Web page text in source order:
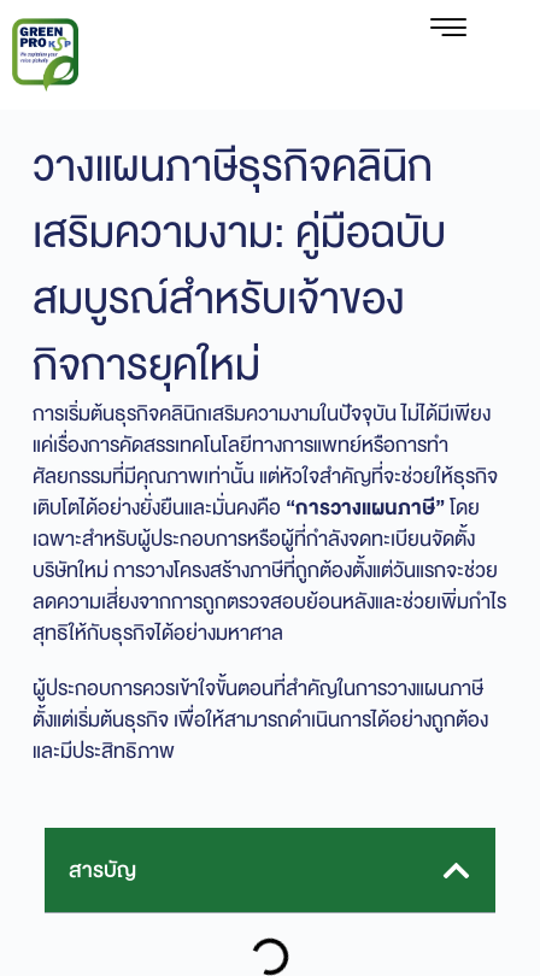
วางแผนภาษีธุรกิจคลินิก
เสริมความงาม: คู่มือฉบับ
สมบูรณ์สำหรับเจ้าของ
กิจการยุคใหม่
การเริ่มต้นธุรกิจคลินิกเสริมความงามในปัจจุบัน ไม่ได้มีเพียง
แค่เรื่องการคัดสรรเทคโนโลยีทางการแพทย์หรือการทำ
ศัลยกรรมที่มีคุณภาพเท่านั้น แต่หัวใจสำคัญที่จะช่วยให้ธุรกิจ
เติบโตได้อย่างยั่งยืนและมั่นคงคือ “การวางแผนภาษี”โดย
เฉพาะสำหรับผู้ประกอบการหรือผู้ที่กำลังจดทะเบียนจัดตั้ง
บริษัทใหม่ การวางโครงสร้างภาษีที่ถูกต้องตั้งแต่วันแรกจะช่วย
ลดความเสี่ยงจากการถูกตรวจสอบย้อนหลังและช่วยเพิ่มกำไร
สุทธิให้กับธุรกิจได้อย่างมหาศาล
ผู้ประกอบการควรเข้าใจขั้นตอนที่สำคัญในการวางแผนภาษี
ตั้งแต่เริ่มต้นธุรกิจ เพื่อให้สามารถดำเนินการได้อย่างถูกต้อง
และมีประสิทธิภาพ
สารบัญ